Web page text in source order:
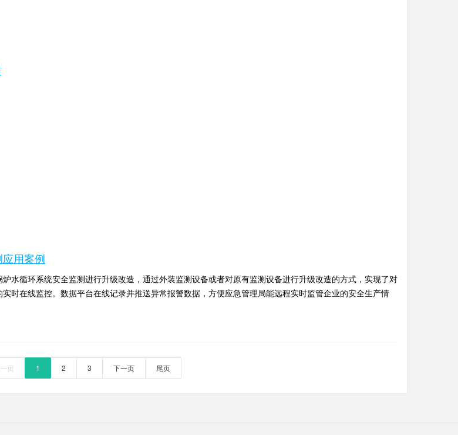
用案例
水循环系统安全监测进行升级改造，通过外装监测设备或者对原有监测设备进行升级改造的方式，实现了对
时在线监控。数据平台在线记录并推送异常报警数据，方便应急管理局能远程实时监管企业的安全生产情
...
一页 1 2 3 下一页 尾页